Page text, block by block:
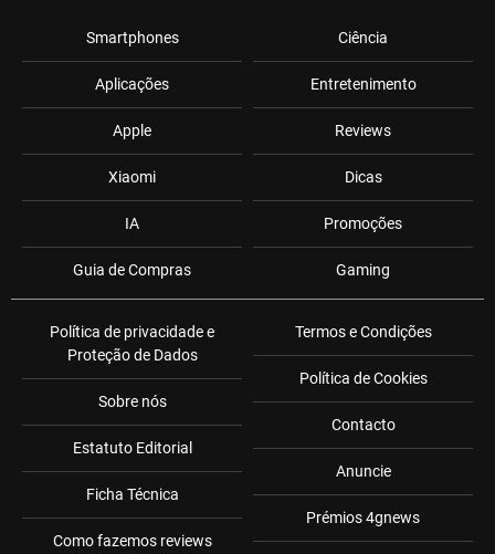
Smartphones
Aplicações
Apple
Xiaomi
IA
Guia de Compras
Ciência
Entretenimento
Reviews
Dicas
Promoções
Gaming
Política de privacidade e
Proteção de Dados
Sobre nós
Estatuto Editorial
Ficha Técnica
Como fazemos reviews
Termos e Condições
Política de Cookies
Contacto
Anuncie
Prémios 4gnews